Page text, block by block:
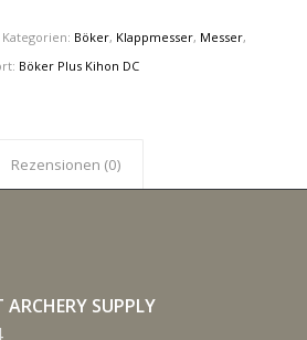
Kategorien: Böker, Klappmesser, Messer,
Böker Plus Kihon DC
Rezensionen (0)
ARCHERY SUPPLY